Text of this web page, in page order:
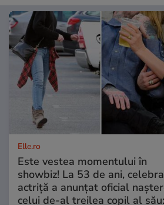
Elle.ro
Este vestea momentului în
showbiz! La 53 de ani, celebra
actriță a anunțat oficial
celui de-al treilea copil al său: